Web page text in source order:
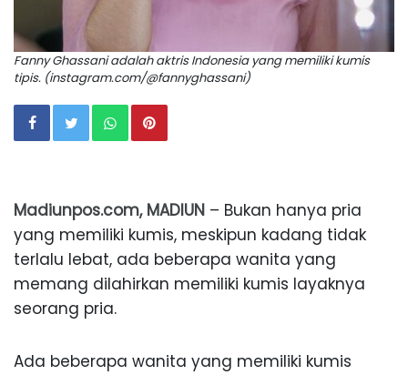
Fanny Ghassani adalah aktris Indonesia yang memiliki kumis
tipis. (instagram.com/@fannyghassani)
Madiunpos.com, MADIUN – Bukan hanya pria
yang memiliki kumis, meskipun kadang tidak
terlalu lebat, ada beberapa wanita yang
memang dilahirkan memiliki kumis layaknya
seorang pria.
Ada beberapa wanita yang memiliki kumis